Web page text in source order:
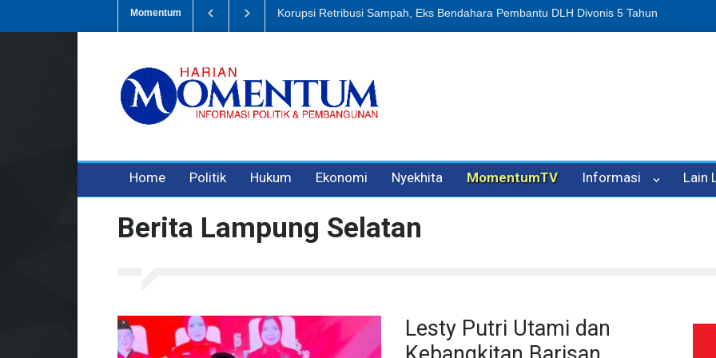
Momentum Dugaan Penipuan Oleh Oknum Kadis, Kuasa Hukum Pelapor Desak Polisi Tetapkan P-
Home Politik Hukum Ekonomi Nyekhita MomentumTV Informasi Lain
Berita Lampung Selatan
Lesty Putri Utami dan